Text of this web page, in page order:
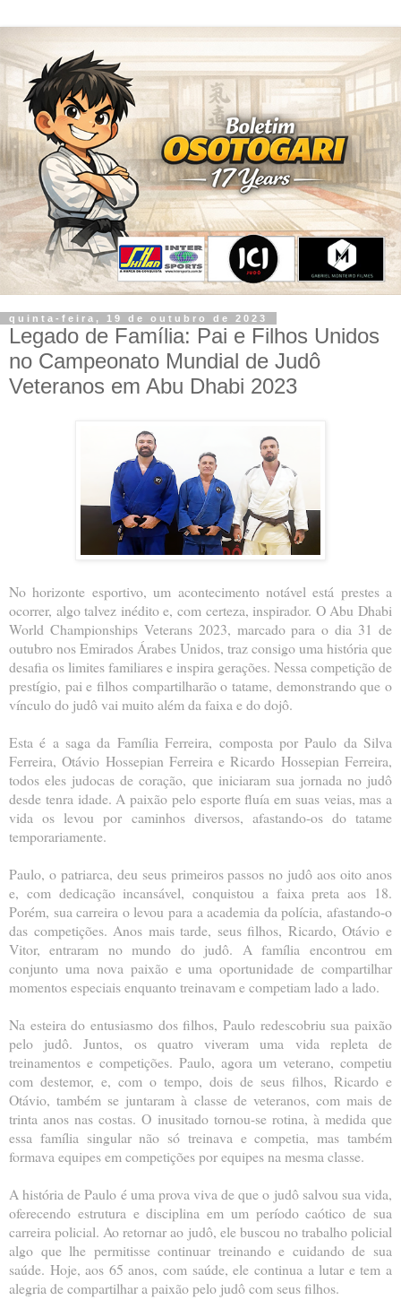
quinta-feira, 19 de outubro de 2023
Legado de Família: Pai e Filhos Unidos
no Campeonato Mundial de Judô
Veteranos em Abu Dhabi 2023
No horizonte esportivo, um acontecimento notável está prestes a
ocorrer, algo talvez inédito e, com certeza, inspirador. O Abu Dhabi
World Championships Veterans 2023, marcado para o dia 31 de
outubro nos Emirados Árabes Unidos, traz consigo uma história que
desafia os limites familiares e inspira gerações. Nessa competição de
prestígio, pai e filhos compartilharão o tatame, demonstrando que o
vínculo do judô vai muito além da faixa e do dojô.
Esta é a saga da Família Ferreira, composta por Paulo da Silva
Ferreira, Otávio Hossepian Ferreira e Ricardo Hossepian Ferreira,
todos eles judocas de coração, que iniciaram sua jornada no judô
desde tenra idade. A paixão pelo esporte fluía em suas veias, mas a
vida os levou por caminhos diversos, afastando-os do tatame
temporariamente.
Paulo, o patriarca, deu seus primeiros passos no judô aos oito anos
e, com dedicação incansável, conquistou a faixa preta aos 18.
Porém, sua carreira o levou para a academia da polícia, afastando-o
das competições. Anos mais tarde, seus filhos, Ricardo, Otávio e
Vitor, entraram no mundo do judô. A família encontrou em
conjunto uma nova paixão e uma oportunidade de compartilhar
momentos especiais enquanto treinavam e competiam lado a lado.
Na esteira do entusiasmo dos filhos, Paulo redescobriu sua paixão
pelo judô. Juntos, os quatro viveram uma vida repleta de
treinamentos e competições. Paulo, agora um veterano, competiu
com destemor, e, com o tempo, dois de seus filhos, Ricardo e
Otávio, também se juntaram à classe de veteranos, com mais de
trinta anos nas costas. O inusitado tornou-se rotina, à medida que
essa família singular não só treinava e competia, mas também
formava equipes em competições por equipes na mesma classe.
A história de Paulo é uma prova viva de que o judô salvou sua vida,
oferecendo estrutura e disciplina em um período caótico de sua
carreira policial. Ao retornar ao judô, ele buscou no trabalho policial
algo que lhe permitisse continuar treinando e cuidando de sua
saúde. Hoje, aos 65 anos, com saúde, ele continua a lutar e tem a
alegria de compartilhar a paixão pelo judô com seus filhos.